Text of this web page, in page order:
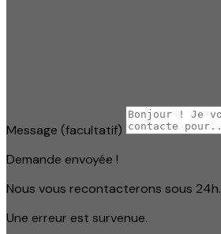
Message (facultatif)
Demande envoyée !
Nous vous recontacterons sous 24h.
Une erreur est survenue.